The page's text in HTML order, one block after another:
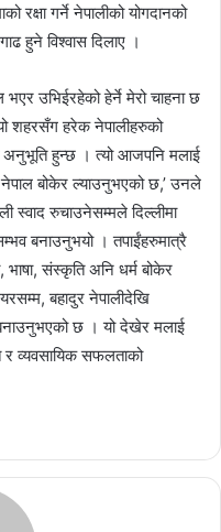
रक्षा गर्ने नेपालीको योगदानको
हुने विश्वास दिलाए ।
उभिईरहेको हेर्ने मेरो चाहना छ
शहरसँग हरेक नेपालीहरुको
अनुभूति हुन्छ । त्यो आजपनि मलाई
बोकेर ल्याउनुभएको छ,’ उनले
स्वाद रुचाउनेसम्मले दिल्लीमा
बनाउनुभयो । तपाईंहरुमात्रै
संस्कृति अनि धर्म बोकेर
बहादुर नेपालीदेखि
बनाउनुभएको छ । यो देखेर मलाई
व्यवसायिक सफलताको